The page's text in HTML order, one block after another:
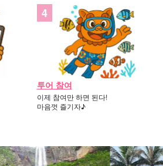
투어 참여
이제 참여만 하면 된다!
마음껏 즐기자♪